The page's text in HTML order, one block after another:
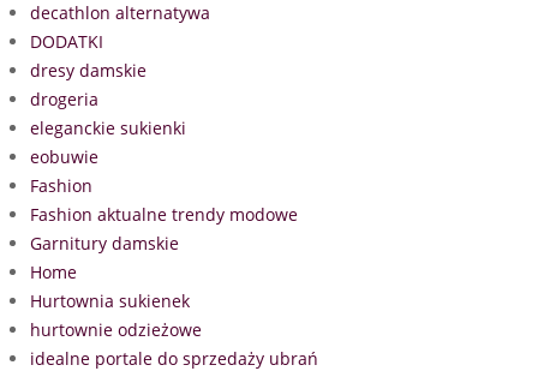
decathlon alternatywa
DODATKI
dresy damskie
drogeria
eleganckie sukienki
eobuwie
Fashion
Fashion aktualne trendy modowe
Garnitury damskie
Home
Hurtownia sukienek
hurtownie odzieżowe
idealne portale do sprzedaży ubrań